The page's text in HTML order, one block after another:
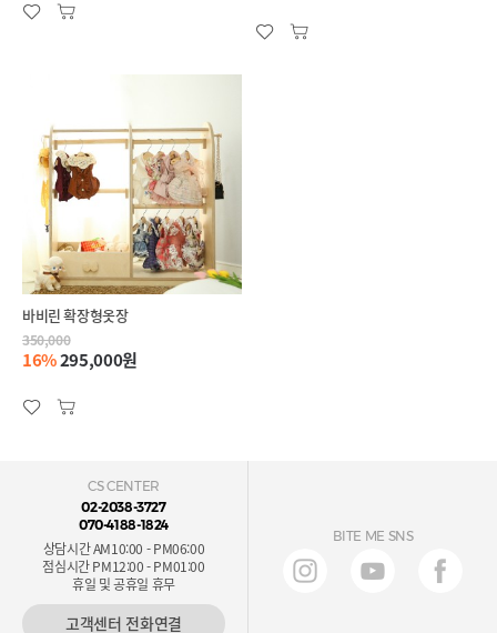
바비린 확장형옷장
350,000
16%295,000원
CS CENTER
02-2038-3727
070-4188-1824
상담시간 AM10:00 - PM06:00
점심시간 PM12:00 - PM01:00
휴일 및 공휴일 휴무
고객센터 전화연결
BITE ME SNS